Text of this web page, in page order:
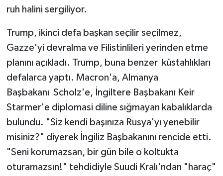
ruh halini sergiliyor.
Trump, ikinci defa başkan seçilir seçilmez,
Gazze'yi devralma ve Filistinlileri yerinden etme
planını açıkladı. Trump, buna benzer küstahlıkları
defalarca yaptı. Macron'a, Almanya
Başbakanı Scholz'e, İngiltere Başbakanı Keir
Starmer'e diplomasi diline sığmayan kabalıklarda
bulundu. "Siz kendi başınıza Rusya'yı yenebilir
misiniz?" diyerek İngiliz Başbakanını rencide etti.
"Seni korumazsan, bir gün bile o koltukta
oturamazsın!" tehdidiyle Suudi Kralı'ndan "haraç"